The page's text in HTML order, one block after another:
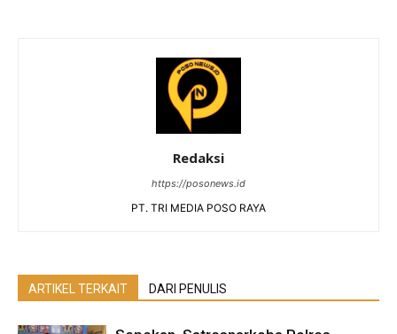
Redaksi
https://posonews.id
PT. TRI MEDIA POSO RAYA
ARTIKEL TERKAIT DARI PENULIS